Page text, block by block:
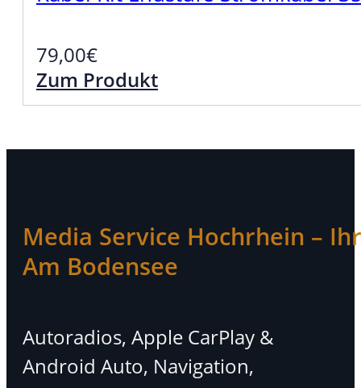
79,00€
Zum Produkt
Media Service Hochrhein –
Am Bodensee
Autoradios, Apple CarPlay &
Android Auto, Navigation,